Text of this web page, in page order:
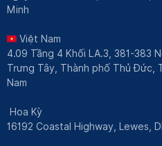
Minh
Việt Nam
4.09 Tầng 4 Khối LA.3, 381-383
Trưng Tây, Thành phố Thủ Đức,
Nam
Hoa Kỳ
16192 Coastal Highway, Lewes,